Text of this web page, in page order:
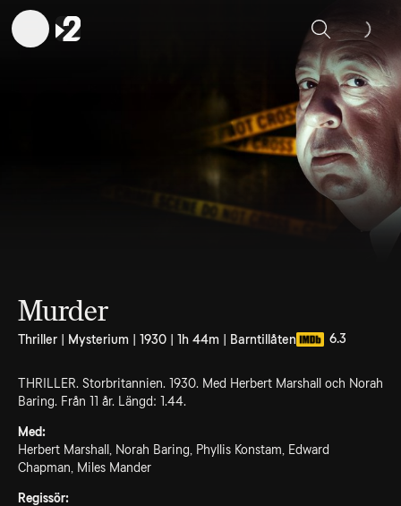
Sök
Murder
Thriller | Mysterium | 1930 | 1h 44m | Barntillåten 6.3
THRILLER. Storbritannien. 1930. Med Herbert Marshall och Norah
Baring. Från 11 år. Längd: 1.44.
Med:
Herbert Marshall, Norah Baring, Phyllis Konstam, Edward
Chapman, Miles Mander
Regissör: